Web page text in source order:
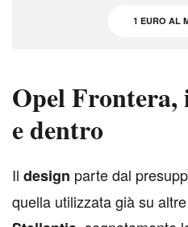
1 EURO AL
Opel
e dentro
Il design parte dal
quella utilizzata già su